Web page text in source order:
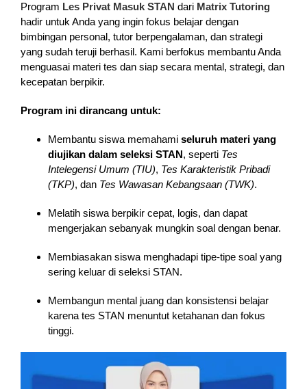
Program Les Privat Masuk STAN dari Matrix Tutoring
hadir untuk Anda yang ingin fokus belajar dengan
bimbingan personal, tutor berpengalaman, dan strategi
yang sudah teruji berhasil. Kami berfokus membantu Anda
menguasai materi tes dan siap secara mental, strategi, dan
kecepatan berpikir.
Program ini dirancang untuk:
Membantu siswa memahami seluruh materi yang
diujikan dalam seleksi STAN, seperti Tes
Intelegensi Umum (TIU), Tes Karakteristik Pribadi
(TKP), dan Tes Wawasan Kebangsaan (TWK).
Melatih siswa berpikir cepat, logis, dan dapat
mengerjakan sebanyak mungkin soal dengan benar.
Membiasakan siswa menghadapi tipe-tipe soal yang
sering keluar di seleksi STAN.
Membangun mental juang dan konsistensi belajar
karena tes STAN menuntut ketahanan dan fokus
tinggi.